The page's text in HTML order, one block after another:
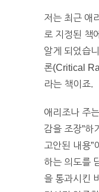
저는 최근 애
로 지정된 책
알게 되었습
론(Critical
라는 책이죠.
애리조나 주
감을 조장”하
고안된 내용”
하는 의도를
을 통과시킨